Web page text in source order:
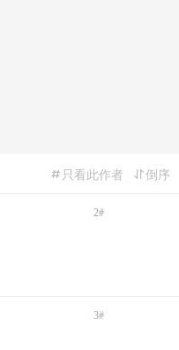
倒序
只看此作者
2#
享
3#